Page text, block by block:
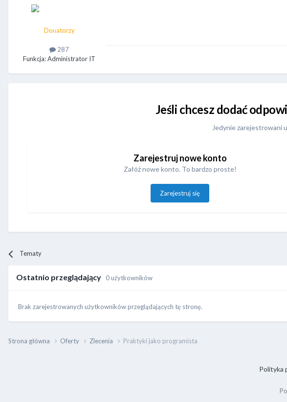
Donatorzy
287
Funkcja: Administrator IT
Jeśli chcesz dodać
Jedynie zarejestrowani
Zarejestruj nowe konto
Załóż nowe konto. To bardzo proste!
Zarejestruj się
Tematy
Ostatnio przeglądający 0 użytkowników
Brak zarejestrowanych użytkowników przeglądających tę stronę.
Strona główna Oferty Zlecenia Praktyki jako programista
Polityka